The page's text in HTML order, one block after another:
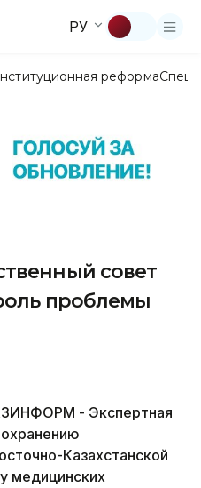
РУ
реформа
совет
проблемы
- Экспертная
Казахстанской
медицинских